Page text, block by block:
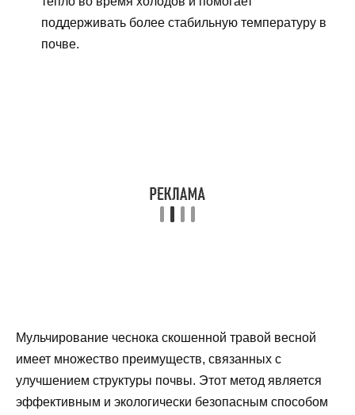
поддерживать более стабильную температуру в
почве.
Мульчирование чеснока скошенной травой весной
имеет множество преимуществ, связанных с
улучшением структуры почвы. Этот метод является
эффективным и экологически безопасным способом